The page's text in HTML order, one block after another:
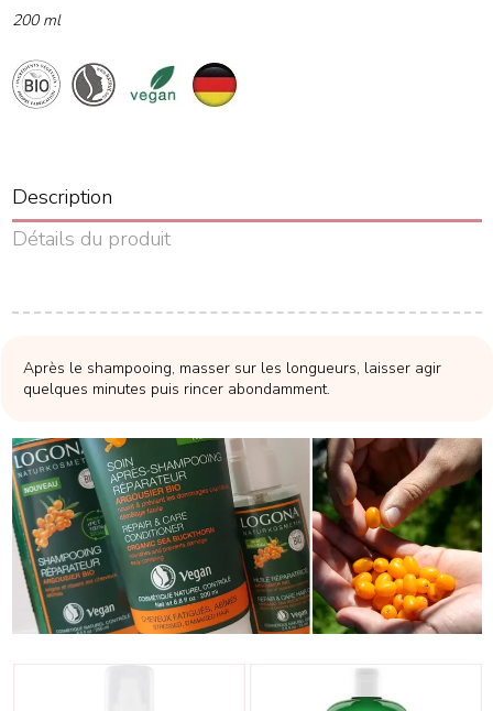
200 ml
Description
Détails du produit
Après le shampooing, masser sur les longueurs, laisser agir
quelques minutes puis rincer abondamment.